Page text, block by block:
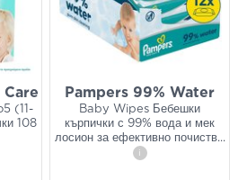
Care
(11-
108
Pampers 99% Water
Baby Wipes Бебешки
кърпички с 99% вода и мек
лосион за ефективно почиств...
i